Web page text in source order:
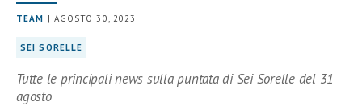
TEAM | AGOSTO 30, 2023
SEI SORELLE
Tutte le principali news sulla puntata di Sei Sorelle del 31
agosto